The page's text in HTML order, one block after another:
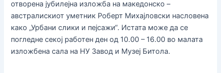
отворена јубилејна изложба на македонско –
австралискиот уметник Роберт Михајловски насловена
како „Урбани слики и пејсажи“. Истата може да се
погледне секој работен ден од 10.00 – 16.00 во малата
изложбена сала на НУ Завод и Музеј Битола.